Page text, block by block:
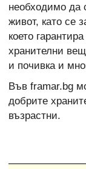
необходимо да
живот, като се
което
хранителни
и почивка и
Във framar.bg
добрите
възрастни.